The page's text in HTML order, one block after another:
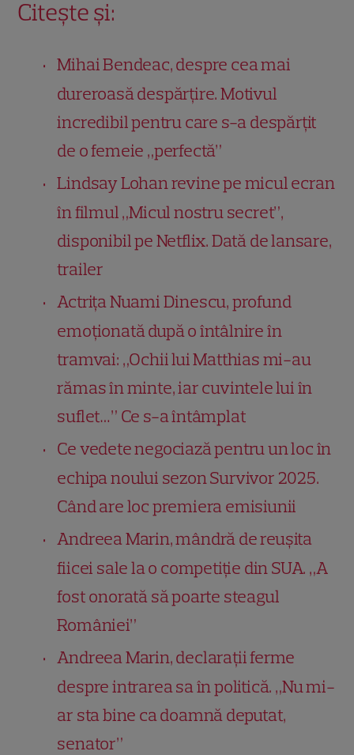
Citește și:
Mihai Bendeac, despre cea mai
dureroasă despărțire. Motivul
incredibil pentru care s-a despărțit
de o femeie „perfectă”
Lindsay Lohan revine pe micul ecran
în filmul „Micul nostru secret”,
disponibil pe Netflix. Dată de lansare,
trailer
Actrița Nuami Dinescu, profund
emoționată după o întâlnire în
tramvai: „Ochii lui Matthias mi-au
rămas în minte, iar cuvintele lui în
suflet…” Ce s-a întâmplat
Ce vedete negociază pentru un loc în
echipa noului sezon Survivor 2025.
Când are loc premiera emisiunii
Andreea Marin, mândră de reușita
fiicei sale la o competiție din SUA. „A
fost onorată să poarte steagul
României”
Andreea Marin, declarații ferme
despre intrarea sa în politică. „Nu mi-
ar sta bine ca doamnă deputat,
senator”